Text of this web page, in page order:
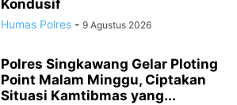
Kondusif
Humas Polres - 9 Agustus 2026
Polres Singkawang Gelar Ploting
Point Malam Minggu, Ciptakan
Situasi Kamtibmas yang...